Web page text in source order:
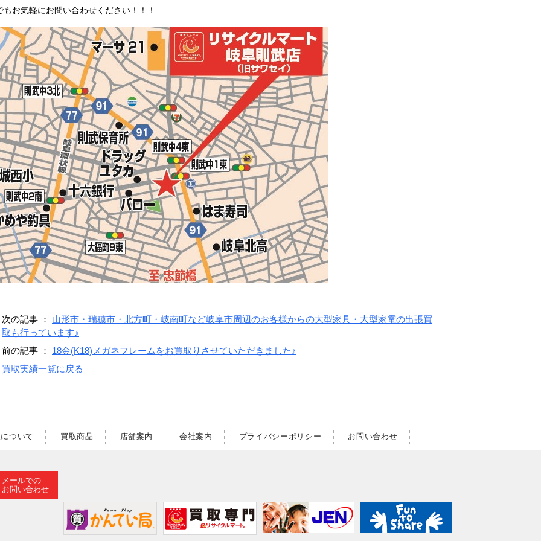
もお気軽にお問い合わせください！！！
次の記事 ： 山形市・瑞穂市・北方町・岐南町など岐阜市周辺のお客様からの大型家具・大型家電の出張買
取も行っています♪
前の記事 ： 18金(K18)メガネフレームをお買取りさせていただきました♪
買取実績一覧に戻る
ついて 買取商品 店舗案内 会社案内 プライバシーポリシー お問い合わせ
メールでの
お問い合わせ